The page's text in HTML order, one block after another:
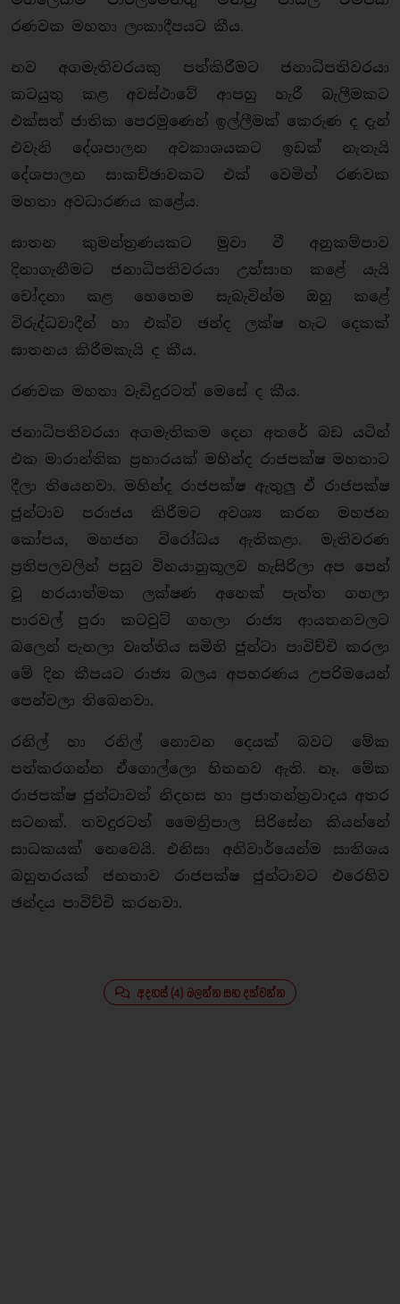
රණවක මහතා ලංකාදීපයට කීය.
නව අගමැතිවරයකු පත්කිරීමට ජනාධිපතිවරයා
කටයුතු කළ අවස්ථාවේ ආපහු හැරී බැලීමකට
එක්සත් ජාතික පෙරමුණෙන් ඉල්ලීමක් කෙරුණ ද දැන්
එවැනි දේශපාලන අවකාශයකට ඉඩක් නැතැයි
දේශපාලන සාකච්ඡාවකට එක් වෙමින් රණවක
මහතා අවධාරණය කළේය.
ඝාතන කුමන්ත්‍රණයකට මුවා වී අනුකම්පාව
දිනාගැනීමට ජනාධිපතිවරයා උත්සාහ කළේ යැයි
චෝදනා කළ හෙතෙම සැබැවින්ම ඔහු කළේ
විරුද්ධවාදීන් හා එක්ව ඡන්ද ලක්ෂ හැට දෙකක්
ඝාතනය කිරීමකැයි ද කීය.
රණවක මහතා වැඩිදුරටත් මෙසේ ද කීය.
ජනාධිපතිවරයා අගමැතිකම දෙන අතරේ බඩ යටින්
එක මාරාන්තික ප්‍රහාරයක් මහින්ද රාජපක්ෂ මහතාට
දීලා තියෙනවා. මහින්ද රාජපක්ෂ ඇතුලු ඒ රාජපක්ෂ
ජුන්ටාව පරාජය කිරීමට අවශ්‍ය කරන මහජන
කෝපය, මහජන විරෝධය ඇතිකළා. මැතිවරණ
ප්‍රතිපලවලින් පසුව විනයානුකූලව හැසිරිලා අප පෙන්
වූ හරයාත්මක ලක්ෂණ අනෙක් පැත්ත ගහලා
පාරවල් පුරා කටවුට් ගහලා රාජ්‍ය ආයතනවලට
බලෙන් පැනලා වෘත්තිය සමිති ජුන්ටා පාවිච්චි කරලා
මේ දින කීපයට රාජ්‍ය බලය අපහරණය උපරිමයෙන්
පෙන්වලා තිබෙනවා.
රනිල් හා රනිල් නොවන දෙයක් බවට මේක
පත්කරගන්න ඒගොල්ලො හිතනව ඇති. නෑ. මේක
රාජපක්ෂ ජුන්ටාවත් නිදහස හා ප්‍රජාතන්ත්‍රවාදය අතර
සටනක්. තවදුරටත් මෛත්‍රිපාල සිරිසේන කියන්නේ
සාධකයක් නෙවෙයි. එනිසා අනිවාර්යෙන්ම සාතිශය
බහුතරයක් ජනතාව රාජපක්ෂ ජුන්ටාවට එරෙහිව
ඡන්දය පාවිච්චි කරනවා.
අදහස් (4) බලන්න සහ දක්වන්න